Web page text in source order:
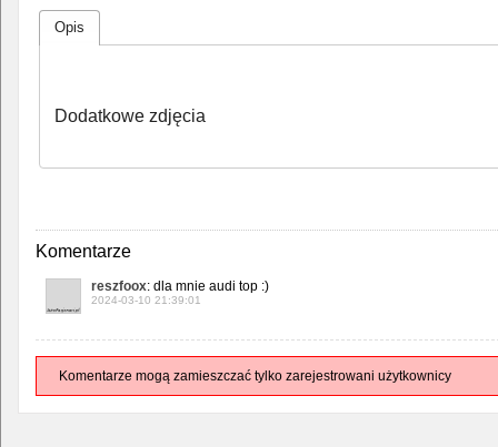
Opis
Dodatkowe zdjęcia
Komentarze
reszfoox: dla mnie audi top :)
2024-03-10 21:39:01
Komentarze mogą zamieszczać tylko zarejestrowani użytkownicy